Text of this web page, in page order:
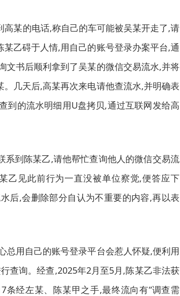
某的电话,称自己的车可能被吴某开走了,请
乙碍于人情,用自己的账号登录办案平台,通
文书后顺利拿到了吴某的微信交易流水,并将
几天后,高某再次来电请他查流水,并明确表
到的流水明细用U盘拷贝,通过互联网发给高
到陈某乙,请他帮忙查询他人的微信交易流
乙见此前行为一直没被单位察觉,便答应下
后,会删除部分自认为不重要的内容,再以表
用自己的账号登录平台会惹人怀疑,便利用
查询。经查,2025年2月至5月,陈某乙非法获
条经左某、陈某甲之手,最终流向有“调查需